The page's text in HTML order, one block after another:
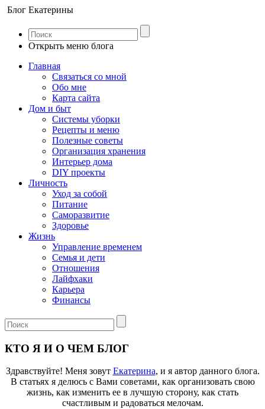
Блог Екатерины
Открыть меню блога
Главная
Связаться со мной
Обо мне
Карта сайта
Дом и быт
Системы уборки
Рецепты и меню
Полезные советы
Организация хранения
Интерьер дома
DIY проекты
Личность
Уход за собой
Питание
Саморазвитие
Здоровье
Жизнь
Управление временем
Семья и дети
Отношения
Лайфхаки
Карьера
Финансы
КТО Я И О ЧЕМ БЛОГ
Здравствуйте! Меня зовут Екатерина, и я автор данного блога.
В статьях я делюсь с Вами советами, как организовать свою
жизнь, как изменить ее в лучшую сторону, как стать
счастливым и радоваться мелочам.